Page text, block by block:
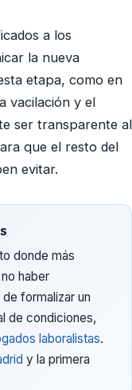
a los
la nueva
etapa, como en
vacilación y el
ser transparente al
que el resto del
evitar.
donde más
haber
formalizar un
de condiciones,
laboralistas.
y la primera